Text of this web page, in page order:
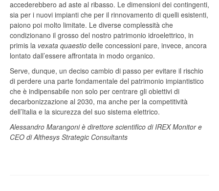
accederebbero ad aste al ribasso. Le dimensioni dei contingenti,
sia per i nuovi impianti che per il rinnovamento di quelli esistenti,
paiono poi molto limitate. Le diverse complessità che
condizionano il grosso del nostro patrimonio idroelettrico, in
primis la vexata quaestio delle concessioni pare, invece, ancora
lontato dall’essere affrontata in modo organico.
Serve, dunque, un deciso cambio di passo per evitare il rischio
di perdere una parte fondamentale del patrimonio impiantistico
che è indipensabile non solo per centrare gli obiettivi di
decarbonizzazione al 2030, ma anche per la competitività
dell’Italia e la sicurezza del suo sistema elettrico.
Alessandro Marangoni è direttore scientifico di IREX Monitor e
CEO di Althesys Strategic Consultants